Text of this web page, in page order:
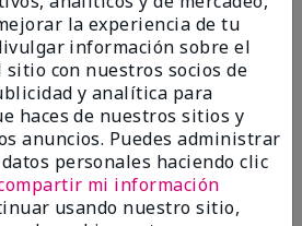
de piel:
claro)
Fla.
la experiencia de tu
información sobre el
sitio con nuestros socios de
y analítica para
haces de nuestros sitios y
anuncios. Puedes administrar
personales haciendo clic
mi información
usando nuestro sitio,